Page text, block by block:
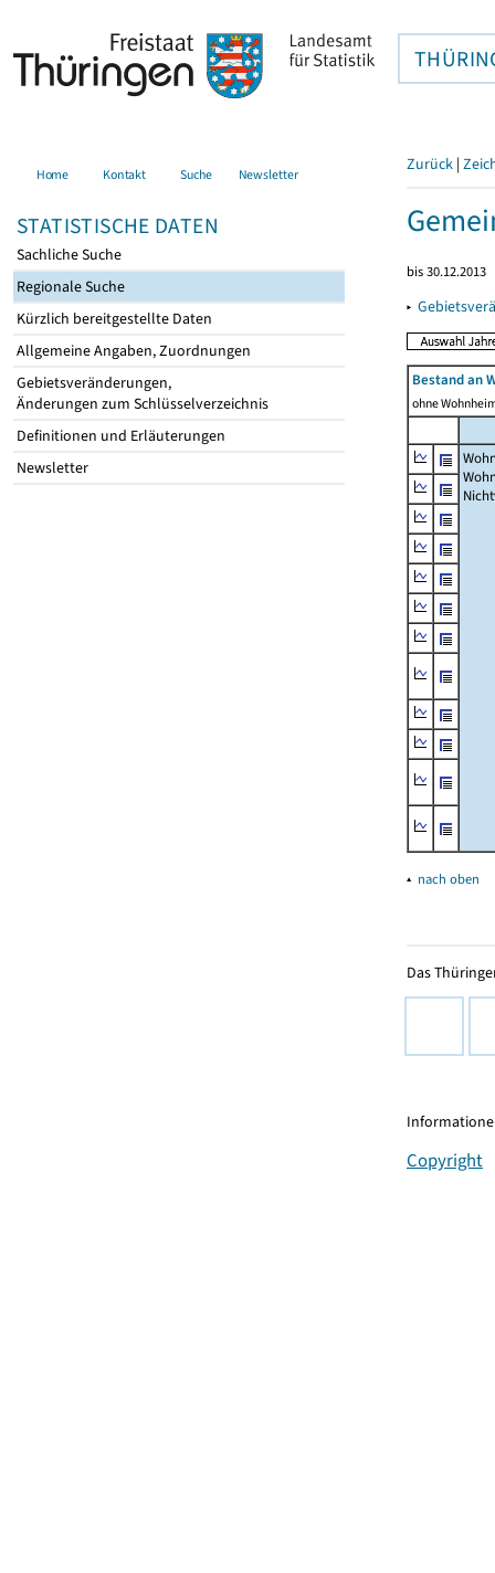
Home Kontakt Suche Newsletter
STATISTISCHE DATEN
Sachliche Suche
Regionale Suche
Kürzlich bereitgestellte Daten
Allgemeine Angaben, Zuordnungen
Gebietsveränderungen,
Änderungen zum Schlüsselverzeichnis
Definitionen und Erläuterungen
Newsletter
Zurück |
bis 30.12.2013
▸
Bestand an
ohne
▴ nach oben
Das
Copyright